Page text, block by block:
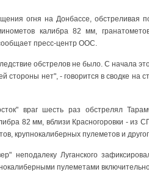
огня на Донбассе, обстреливая
калибра 82 мм,
пресс-центр ООС.
обстрелов не было. С начала
стороны нет", - говорится в сводке на
враг шесть раз обстрелял
82 мм, вблизи Красногоровки - из
крупнокалиберных пулеметов и
неподалеку Луганского
пулеметами